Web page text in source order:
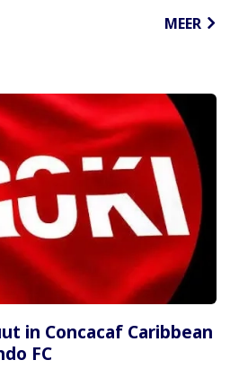
MEER
in Concacaf Caribbean
FC